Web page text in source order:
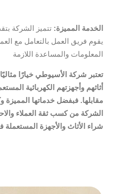
الخدمة المميزة: تتميز الشركة
يقوم فريق العمل بالتعامل مع
المعلومات والمساعدة اللازمة
تعتبر شركة الأسيوطي خيارًا
أثاثهم وأجهزتهم الكهربائية
مقابلها. فبفضل خدماتها المميزة
الشركة من كسب ثقة العملاء
شراء الأثاث والأجهزة المستعملة